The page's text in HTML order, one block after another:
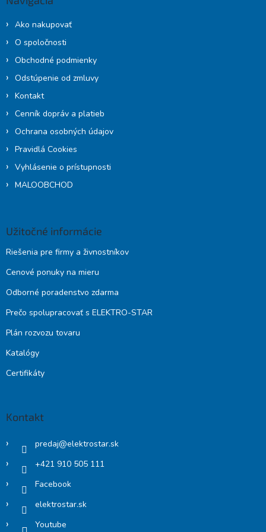
Ako nakupovať
O spoločnosti
Obchodné podmienky
Odstúpenie od zmluvy
Kontakt
Cenník dopráv a platieb
Ochrana osobných údajov
Pravidlá Cookies
Vyhlásenie o prístupnosti
MALOOBCHOD
Užitočné informácie
Riešenia pre firmy a živnostníkov
Cenové ponuky na mieru
Odborné poradenstvo zdarma
Prečo spolupracovať s ELEKTRO-STAR
Plán rozvozu tovaru
Katalógy
Certifikáty
Kontakt
predaj@elektrostar.sk
+421 910 505 111
Facebook
elektrostar.sk
Youtube